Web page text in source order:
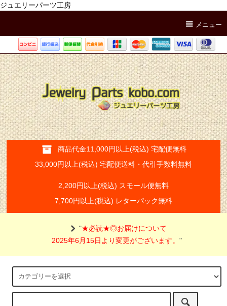
ジュエリーパーツ工房
メニュー
商品代金11,000円以上(税込) 宅配便無料
33,000円以上(税込) 宅配便送料・代引手数料無料
2,200円以上(税込) スモール便無料
7,700円以上(税込) レターパック無料
"★必読★◎お届けについて
2025年6月15日より変更がございます。"